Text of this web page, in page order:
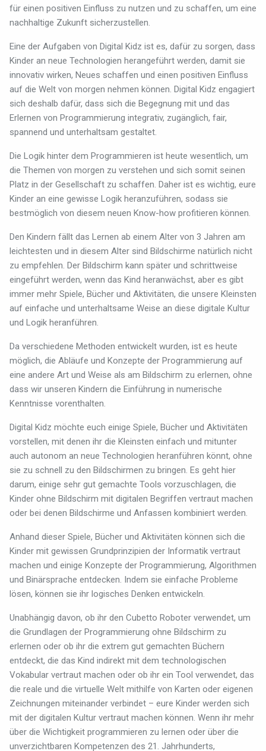
für einen positiven Einfluss zu nutzen und zu schaffen, um eine
nachhaltige Zukunft sicherzustellen.
Eine der Aufgaben von Digital Kidz ist es, dafür zu sorgen, dass
Kinder an neue Technologien herangeführt werden, damit sie
innovativ wirken, Neues schaffen und einen positiven Einfluss
auf die Welt von morgen nehmen können. Digital Kidz engagiert
sich deshalb dafür, dass sich die Begegnung mit und das
Erlernen von Programmierung integrativ, zugänglich, fair,
spannend und unterhaltsam gestaltet.
Die Logik hinter dem Programmieren ist heute wesentlich, um
die Themen von morgen zu verstehen und sich somit seinen
Platz in der Gesellschaft zu schaffen. Daher ist es wichtig, eure
Kinder an eine gewisse Logik heranzuführen, sodass sie
bestmöglich von diesem neuen Know-how profitieren können.
Den Kindern fällt das Lernen ab einem Alter von 3 Jahren am
leichtesten und in diesem Alter sind Bildschirme natürlich nicht
zu empfehlen. Der Bildschirm kann später und schrittweise
eingeführt werden, wenn das Kind heranwächst, aber es gibt
immer mehr Spiele, Bücher und Aktivitäten, die unsere Kleinsten
auf einfache und unterhaltsame Weise an diese digitale Kultur
und Logik heranführen.
Da verschiedene Methoden entwickelt wurden, ist es heute
möglich, die Abläufe und Konzepte der Programmierung auf
eine andere Art und Weise als am Bildschirm zu erlernen, ohne
dass wir unseren Kindern die Einführung in numerische
Kenntnisse vorenthalten.
Digital Kidz möchte euch einige Spiele, Bücher und Aktivitäten
vorstellen, mit denen ihr die Kleinsten einfach und mitunter
auch autonom an neue Technologien heranführen könnt, ohne
sie zu schnell zu den Bildschirmen zu bringen. Es geht hier
darum, einige sehr gut gemachte Tools vorzuschlagen, die
Kinder ohne Bildschirm mit digitalen Begriffen vertraut machen
oder bei denen Bildschirme und Anfassen kombiniert werden.
Anhand dieser Spiele, Bücher und Aktivitäten können sich die
Kinder mit gewissen Grundprinzipien der Informatik vertraut
machen und einige Konzepte der Programmierung, Algorithmen
und Binärsprache entdecken. Indem sie einfache Probleme
lösen, können sie ihr logisches Denken entwickeln.
Unabhängig davon, ob ihr den Cubetto Roboter verwendet, um
die Grundlagen der Programmierung ohne Bildschirm zu
erlernen oder ob ihr die extrem gut gemachten Büchern
entdeckt, die das Kind indirekt mit dem technologischen
Vokabular vertraut machen oder ob ihr ein Tool verwendet, das
die reale und die virtuelle Welt mithilfe von Karten oder eigenen
Zeichnungen miteinander verbindet – eure Kinder werden sich
mit der digitalen Kultur vertraut machen können. Wenn ihr mehr
über die Wichtigkeit programmieren zu lernen oder über die
unverzichtbaren Kompetenzen des 21. Jahrhunderts,